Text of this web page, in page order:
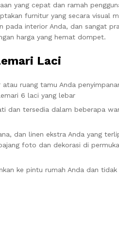
yang cepat dan ramah
furnitur yang secara visual
pada interior Anda, dan sangat
harga yang hemat dompet.
Laci
atau ruang tamu Anda
6 laci yang lebar
dan tersedia dalam beberapa
dan linen ekstra Anda yang
foto dan dekorasi di
ke pintu rumah Anda dan tidak